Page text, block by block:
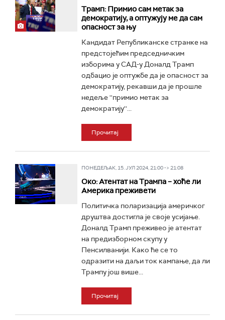
Трамп: Примио сам метак за
демократију, а оптужују ме да сам
опасност за њу
Кандидат Републиканске странке на
предстојећим председничким
изборима у САД-у Доналд Трамп
одбацио је оптужбе да је опасност за
демократију, рекавши да је прошле
недеље ''примио метак за
демократију''...
Прочитај
ПОНЕДЕЉАК, 15. ЈУЛ 2024, 21:00 -> 21:08
Око: Атентат на Трампа – хоће ли
Америка преживети
Политичка поларизација америчког
друштва достигла је своје усијање.
Доналд Трамп преживео је атентат
на предизборном скупу у
Пенсилванији. Како ће се то
одразити на даљи ток кампање, да ли
Трампу још више...
Прочитај